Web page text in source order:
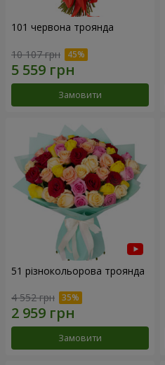
101 червона троянда
10 107 грн
Замовити
51 різнокольорова троянда
4 552 грн
Замовити